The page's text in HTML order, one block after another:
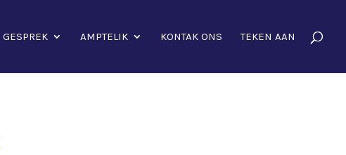
GESPREK AMPTELIK KONTAK ONS TEKEN AAN